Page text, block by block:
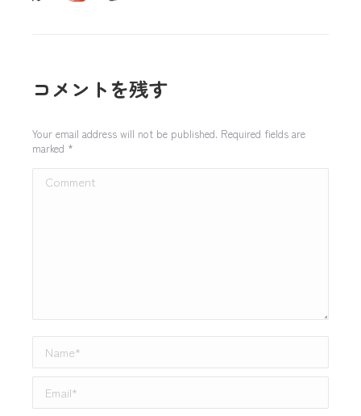
コメントを残す
Your email address will not be published. Required fields are
marked *
Comment
Name *
Email *